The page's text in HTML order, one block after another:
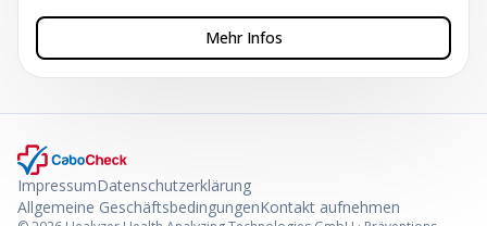
Mehr Infos
ImpressumDatenschutzerklärung
Allgemeine GeschäftsbedingungenKontakt aufnehmen